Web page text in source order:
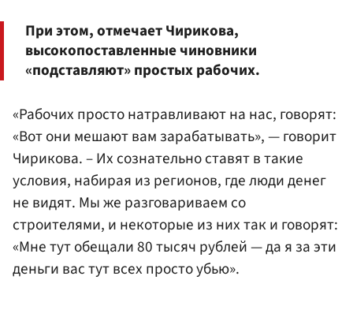
При этом, отмечает Чирикова,
высокопоставленные чиновники
«подставляют» простых рабочих.
«Рабочих просто натравливают на нас, говорят:
«Вот они мешают вам зарабатывать», — говорит
Чирикова. – Их сознательно ставят в такие
условия, набирая из регионов, где люди денег
не видят. Мы же разговариваем со
строителями, и некоторые из них так и говорят:
«Мне тут обещали 80 тысяч рублей — да я за эти
деньги вас тут всех просто убью».